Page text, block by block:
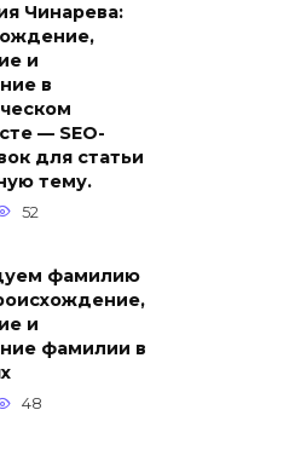
Чинарева:
и
в
— SEO-
для статьи
тему.
52
фамилию
и
фамилии в
48